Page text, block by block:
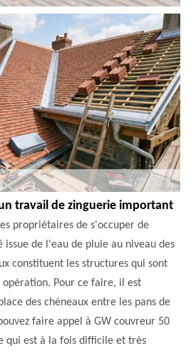
travail de zinguerie important
propriétaires de s'occuper de
de l'eau de pluie au niveau des
constituent les structures qui sont
opération. Pour ce faire, il est
des chéneaux entre les pans de
faire appel à GW couvreur 50
qui est à la fois difficile et très